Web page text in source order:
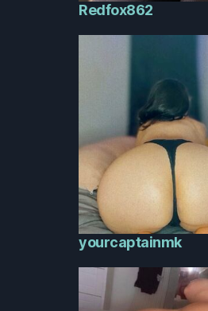
Redfox862
yourcaptainmk